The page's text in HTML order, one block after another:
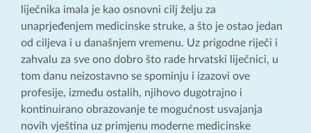
liječnika imala je kao osnovni cilj želju za
unaprjeđenjem medicinske struke, a što je ostao jedan
od ciljeva i u današnjem vremenu. Uz prigodne riječi i
zahvalu za sve ono dobro što rade hrvatski liječnici, u
tom danu neizostavno se spominju i izazovi ove
profesije, između ostalih, njihovo dugotrajno i
kontinuirano obrazovanje te mogućnost usvajanja
novih vještina uz primjenu moderne medicinske